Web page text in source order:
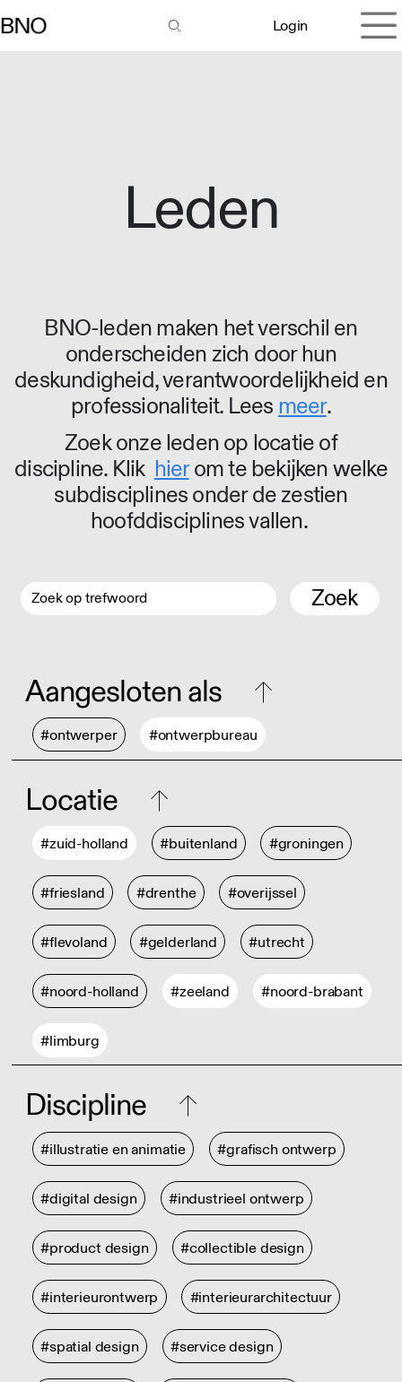
Login
Leden
BNO-leden maken het verschil en
onderscheiden zich door hun
deskundigheid, verantwoordelijkheid en
professionaliteit. Lees meer.
Zoek onze leden op locatie of
discipline. Klik hierom te bekijken welke
subdisciplines onder de zestien
hoofddisciplines vallen.
Zoek
Aangesloten als
#ontwerper #ontwerpbureau
Locatie
#zuid-holland #buitenland #groningen
#friesland #drenthe #overijssel
#flevoland #gelderland #utrecht
#noord-holland #zeeland #noord-brabant
#limburg
Discipline
#illustratie en animatie #grafisch ontwerp
#digital design #industrieel ontwerp
#product design #collectible design
#interieurontwerp #interieurarchitectuur
#spatial design #service design